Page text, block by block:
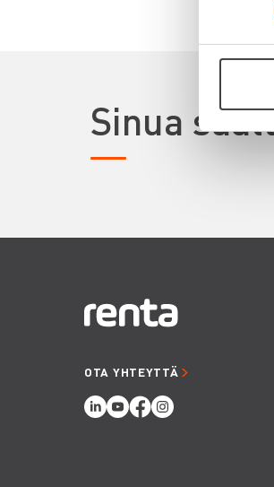
Sinua
OTA YHTEYTTÄ